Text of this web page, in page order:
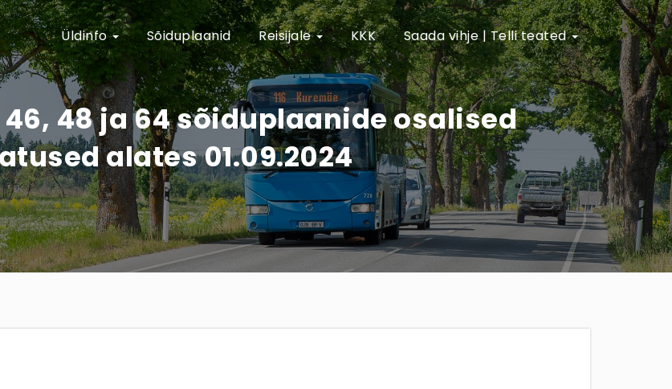
Üldinfo Sõiduplaanid Reisijale KKK Saada vihje | Telli teated
46, 48 ja 64 sõiduplaanide osalised
alates 01.09.2024